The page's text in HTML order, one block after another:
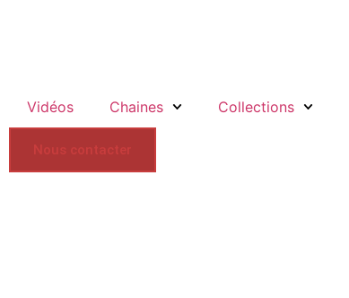
Vidéos Chaines Collections
Nous contacter